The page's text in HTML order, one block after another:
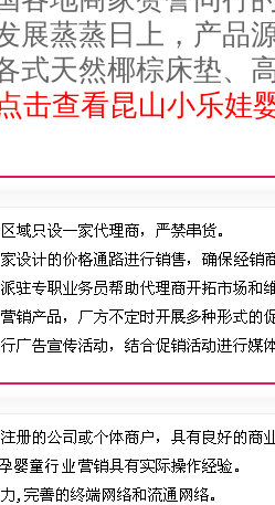
展蒸蒸日上，产品
式天然椰棕床垫、
击查看昆山小乐娃